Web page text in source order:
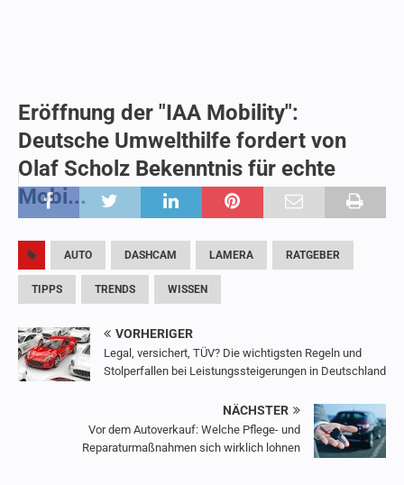
Eröffnung der "IAA Mobility":
Deutsche Umwelthilfe fordert von
Olaf Scholz Bekenntnis für echte
Mobi...
AUTO DASHCAM LAMERA RATGEBER
TIPPS TRENDS WISSEN
VORHERIGER
Legal, versichert, TÜV? Die wichtigsten Regeln und
Stolperfallen bei Leistungssteigerungen in Deutschland
NÄCHSTER
Vor dem Autoverkauf: Welche Pflege- und
Reparaturmaßnahmen sich wirklich lohnen